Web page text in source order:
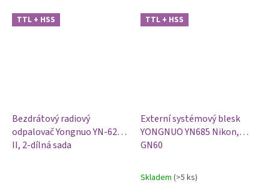
TTL + HSS
Bezdrátový radiový
odpalovač Yongnuo YN-622N
II, 2-dílná sada
TTL + HSS
Externí systémový blesk
YONGNUO YN685 Nikon,
GN60
Průměrné
Skladem (>5 ks)